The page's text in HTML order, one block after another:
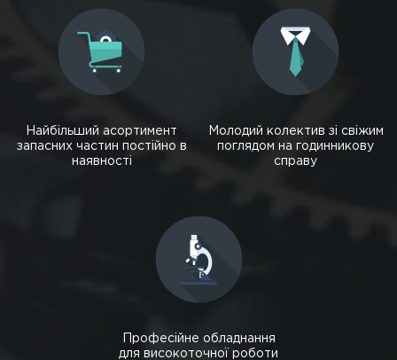
Найбільший асортимент
запасних частин постійно в
наявності
Молодий колектив зі свіжим
поглядом на годинникову
справу
Професійне обладнання
для високоточної роботи